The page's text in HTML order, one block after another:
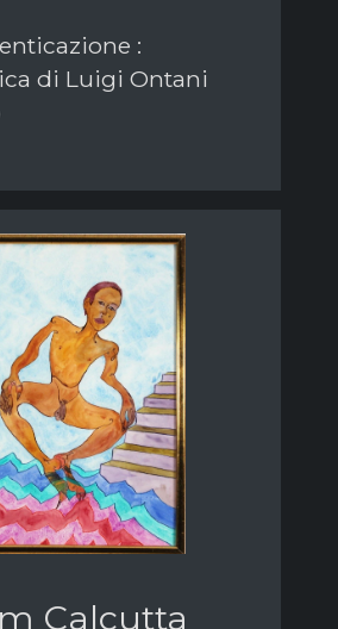
:
di Luigi Ontani
Calcutta